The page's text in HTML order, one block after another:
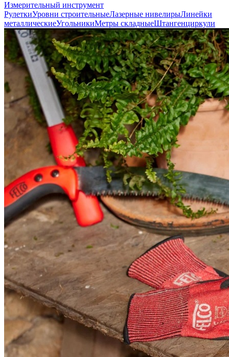
Измерительный инструмент
РулеткиУровни строительныеЛазерные нивелирыЛинейки
металлическиеУгольникиМетры складныеШтангенциркули